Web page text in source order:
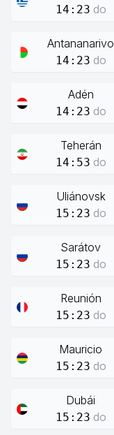
14:23 do
Antananarivo
14:23 do
Adén
14:23 do
Teherán
14:53 do
Uliánovsk
15:23 do
Sarátov
15:23 do
Reunión
15:23 do
Mauricio
15:23 do
Dubái
15:23 do